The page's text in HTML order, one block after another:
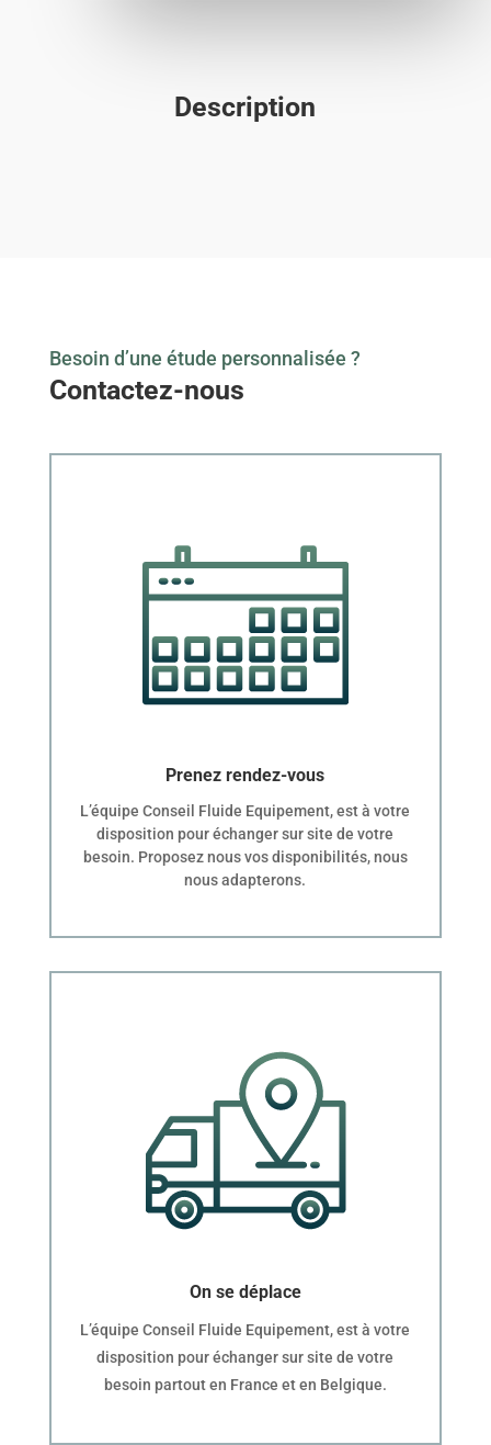
Description
Besoin d’une étude personnalisée ?
Contactez-nous
Prenez rendez-vous
L’équipe Conseil Fluide Equipement, est à votre
disposition pour échanger sur site de votre
besoin. Proposez nous vos disponibilités, nous
nous adapterons.
On se déplace
L’équipe Conseil Fluide Equipement, est à votre
disposition pour échanger sur site de votre
besoin partout en France et en Belgique.